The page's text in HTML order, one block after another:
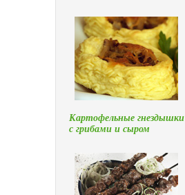
Картофельные гнездышки
с грибами и сыром